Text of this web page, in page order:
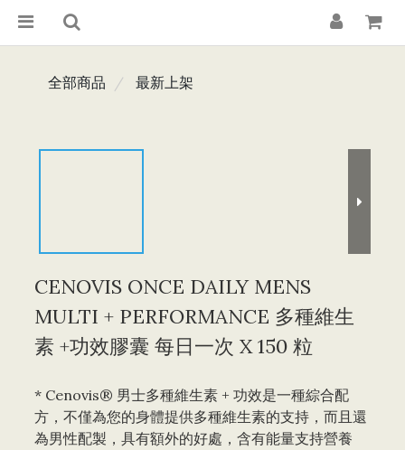
全部商品 最新上架
CENOVIS ONCE DAILY MENS
MULTI + PERFORMANCE 多種維生
素 +功效膠囊 每日一次 X 150 粒
* Cenovis® 男士多種維生素 + 功效是一種綜合配
方，不僅為您的身體提供多種維生素的支持，而且還
為男性配製，具有額外的好處，含有能量支持營養